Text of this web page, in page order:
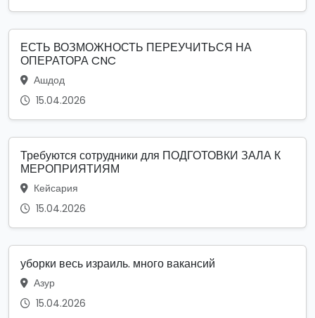
ЕСТЬ ВОЗМОЖНОСТЬ ПЕРЕУЧИТЬСЯ НА
ОПЕРАТОРА CNC
Ашдод
15.04.2026
Требуются сотрудники для ПОДГОТОВКИ ЗАЛА К
МЕРОПРИЯТИЯМ
Кейсария
15.04.2026
уборки весь израиль. много вакансий
Азур
15.04.2026